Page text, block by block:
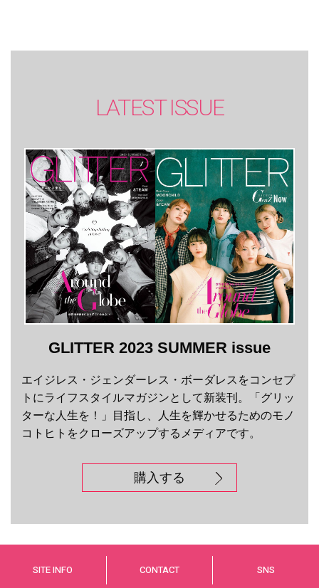
LATEST ISSUE
GLITTER 2023 SUMMER issue
エイジレス・ジェンダーレス・ボーダレスをコンセプ
トにライフスタイルマガジンとして新装刊。「グリッ
ターな人生を！」目指し、人生を輝かせるためのモノ
コトヒトをクローズアップするメディアです。
購入する
SITE INFO CONTACT SNS